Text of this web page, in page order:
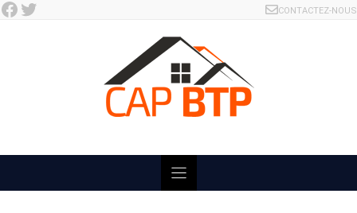
Skip
Facebook Twitter CONTACTEZ-NOUS